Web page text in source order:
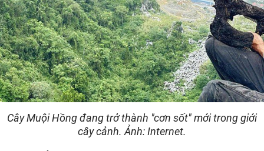
Cây Muội Hồng đang trở thành "cơn sốt" mới trong giới
cây cảnh. Ảnh: Internet.